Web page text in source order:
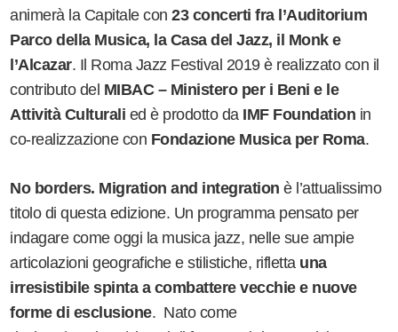
animerà la Capitale con23 concerti fra l’Auditorium
Parco della Musica, la Casa del Jazz, il Monk e
l’Alcazar. Il Roma Jazz Festival 2019 è realizzato con il
contributo del MIBAC – Ministero per i Beni e le
Attività Culturali ed è prodotto da IMF Foundation in
co-realizzazione con Fondazione Musica per Roma.
No borders. Migration and integration è l’attualissimo
titolo di questa edizione. Un programma pensato per
indagare come oggi la musica jazz, nelle sue ampie
articolazioni geografiche e stilistiche, rifletta una
irresistibile spinta a combattere vecchie e nuove
forme di esclusione. Nato come